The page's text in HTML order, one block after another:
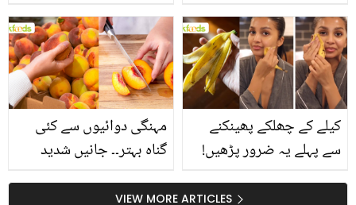
سے متعلق غلط فہمیوں کی
حقیقت کیا ہے اور افواہ
کیا؟
بتائے راز
مہنگی دوائیوں سے کئی
گناہ بہتر۔۔ جانیں شدید
کیوں کھانا چاہیے؟
کیلے کے چھلکے پھینکنے
سے پہلے یہ ضرور پڑھیں!
سستا اور قدرتی حلVIEW MORE ARTICLES